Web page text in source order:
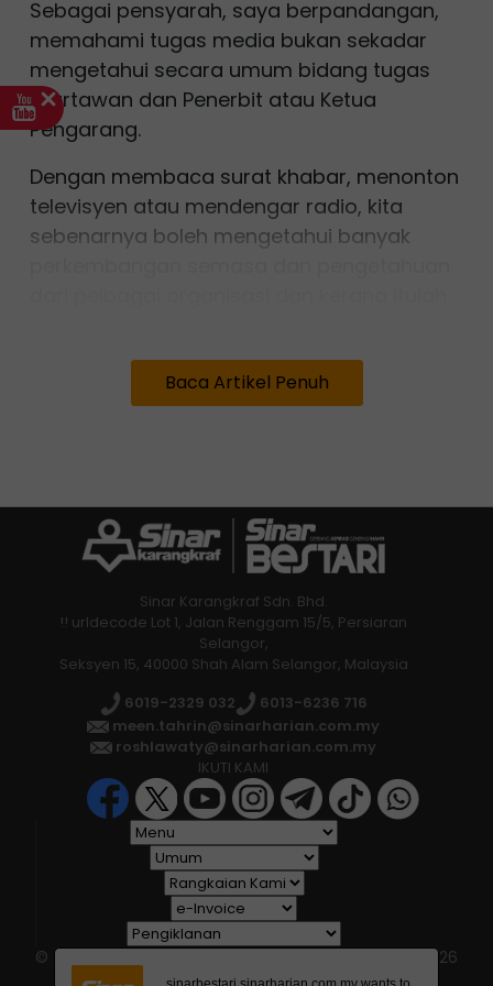
Sebagai pensyarah, saya berpandangan,
memahami tugas media bukan sekadar
mengetahui secara umum bidang tugas
Wartawan dan Penerbit atau Ketua
Pengarang.
Dengan membaca surat khabar, menonton
televisyen atau mendengar radio, kita
sebenarnya boleh mengetahui banyak
penghubung pengetahuan masyarakat.
Lebih daripada itu, memahami manfaat
korporat mahupun agensi kerajaan yang
bakal disertai dalam membina kerjaya
masa hadapan.
Rahmahtunnisah (tiga dari kanan) bersama
sebahagian mahasiswa yang dilantik sebagai
Jawatankuasa Hubungan Media baru-baru ini.
Baca Artikel Penuh
Sinar Karangkraf Sdn. Bhd.
!! urldecode Lot 1, Jalan Renggam 15/5, Persiaran
Selangor,
Seksyen 15, 40000 Shah Alam Selangor, Malaysia
6019-2329 032
6013-6236 716
meen.tahrin@sinarharian.com.my
roshlawaty@sinarharian.com.my
IKUTI KAMI
© 2026 All Rights Reserved • Karangkraf Group • © 2026
Hakcipta Terpelihara • Kumpulan Karangkraf